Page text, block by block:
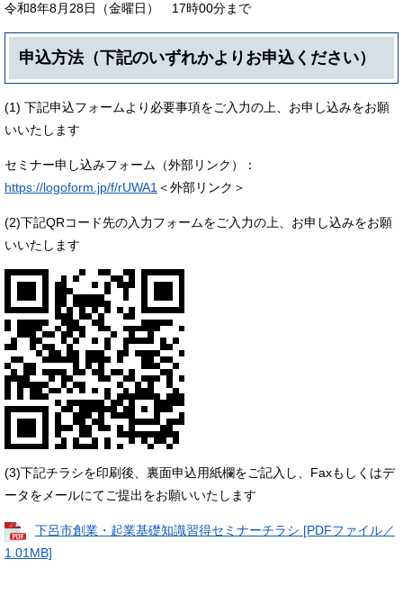
令和8年8月28日（金曜日） 17時00分まで
申込方法（下記のいずれかよりお申込ください）
(1) 下記申込フォームより必要事項をご入力の上、お申し込みをお願
いいたします
セミナー申し込みフォーム（外部リンク）：
https://logoform.jp/f/rUWA1＜外部リンク＞
(2)下記QRコード先の入力フォームをご入力の上、お申し込みをお願
いいたします
(3)下記チラシを印刷後、裏面申込用紙欄をご記入し、Faxもしくはデ
ータをメールにてご提出をお願いいたします
下呂市創業・起業基礎知識習得セミナーチラシ [PDFファイル／
1.01MB]